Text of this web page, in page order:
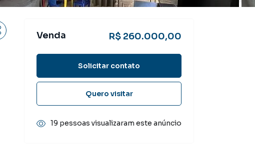
Venda R$ 260.000,00
Solicitar contato
Quero visitar
19 pessoas visualizaram este anúncio